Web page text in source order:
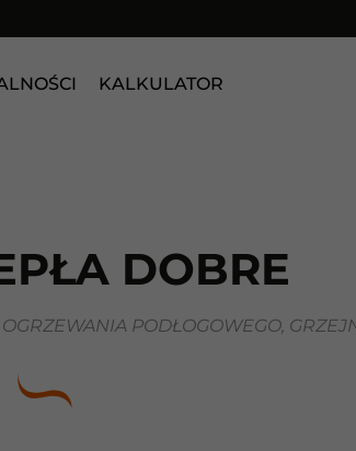
KALKULATOR
DOBRE
PODŁOGOWEGO,